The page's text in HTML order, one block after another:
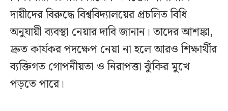
দায়ীদের বিরুদ্ধে বিশ্ববিদ্যালয়ের প্রচলিত বিধি
অনুযায়ী ব্যবস্থা নেয়ার দাবি জানান। তাদের আশঙ্কা,
দ্রুত কার্যকর পদক্ষেপ নেয়া না হলে আরও শিক্ষার্থীর
ব্যক্তিগত গোপনীয়তা ও নিরাপত্তা ঝুঁকির মুখে
পড়তে পারে।